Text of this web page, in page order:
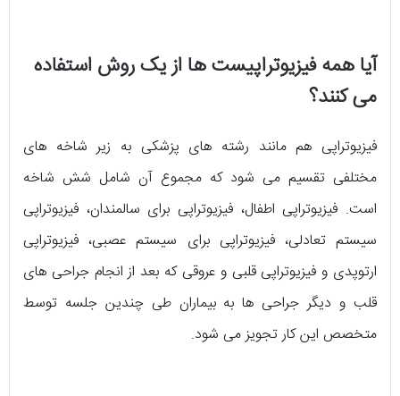
آیا همه فیزیوتراپیست ها از یک روش استفاده
می کنند؟
فیزیوتراپی هم مانند رشته های پزشکی به زیر شاخه های
مختلفی تقسیم می شود که مجموع آن شامل شش شاخه
است. فیزیوتراپی اطفال، فیزیوتراپی برای سالمندان، فیزیوتراپی
سیستم تعادلی، فیزیوتراپی برای سیستم عصبی، فیزیوتراپی
ارتوپدی و فیزیوتراپی قلبی و عروقی که بعد از انجام جراحی های
قلب و دیگر جراحی ها به بیماران طی چندین جلسه توسط
متخصص این کار تجویز می شود.